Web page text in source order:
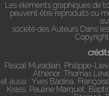
Les éléments graphiques de
peuvent être reproduits ou
société des Auteurs Dans
Pascal Muradian, Philippe-
Athenor, Thomas
et aussi : Yves Badina,
Krass, Pauline Marquet,